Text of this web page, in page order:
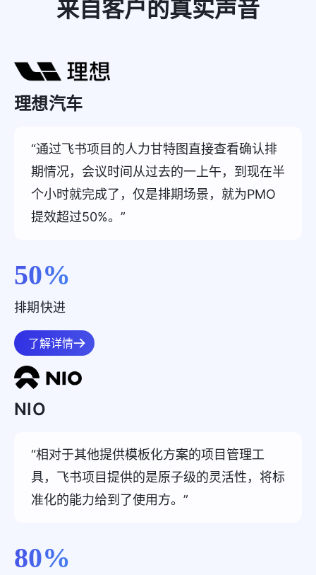
来自客户的真实声音
理想汽车
“通过飞书项目的人力甘特图直接查看确认排
期情况，会议时间从过去的一上午，到现在半
个小时就完成了，仅是排期场景，就为PMO
提效超过50%。”
50%
排期快进
了解详情
NIO
“相对于其他提供模板化方案的项目管理工
具，飞书项目提供的是原子级的灵活性，将标
准化的能力给到了使用方。”
80%